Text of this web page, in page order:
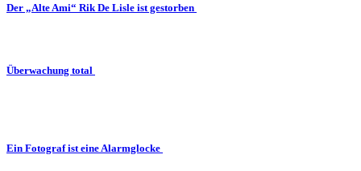
Der „Alte Ami“ Rik De Lisle ist gestorben
Überwachung total
Ein Fotograf ist eine Alarmglocke